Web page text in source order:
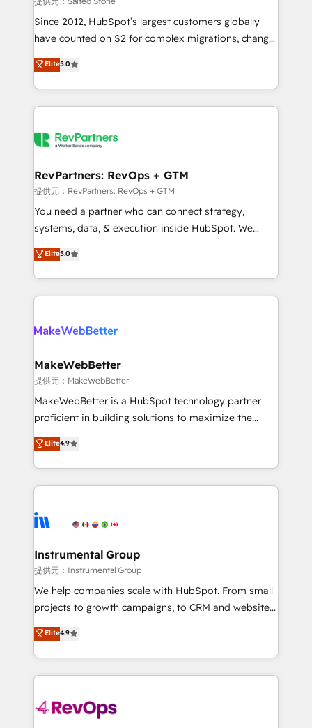
future.” Others agree it is proof of trust built through
measurable impact.
Since 2012, HubSpot’s largest customers globally
have counted on S2 for complex migrations, change
management, systems integration, and creative
solutions that deliver measurable impact and
transform brand experiences As one of the few full-
service creative agencies in the HubSpot
winning design to build scalable, globally
marketing campaigns, & RevOps frameworks that
fuel long-term success We connect the entire
customer lifecycle through seamless integrations,
ensure long-term adoption with change-
and service to drive sustainable growth With 6 key
HubSpot accreditations and experience across
Elite5.0
RevPartners: RevOps + GTM
提供元：RevPartners: RevOps + GTM
You need a partner who can connect strategy,
systems, data, & execution inside HubSpot. We
bridge the gap where most agencies fall short by
combining GTM strategy with technical execution to
solve the right problem with the right solution. As the
only firm in the world to hold Elite Partner
clients gain a unique advantage in CRM architecture,
market execution. Why B2B Businesses Choose RP: -
Secure: Soc2 compliant 🛡️ - Pricing: Implementations
starting at $1,5k 💵 - Speed: Launch in 14 days ⚡ -
Global: 75+ RPers across five continents 🌐 - Scale:
HubSpot Partner 🪴 - Sales Hub: More
implementations than any other Partner 💻 -
agency for an Ops problem. Don't hire a technical
agency for a growth problem. Hire a partner built to
Elite5.0
MakeWebBetter
提供元：MakeWebBetter
MakeWebBetter is a HubSpot technology partner
proficient in building solutions to maximize the
operational efficiency of HubSpot. The fastest-
growing tech-enabler & facilitator, MakeWebBetter,
hands you the blend of HubSpot expertise &
eminent solutions & integrations. Trust us to
Elite Partners with 10+ years of HubSpot experience
Premier Partner 2023 🌟5 HubSpot Accreditations 🌟
Won HubSpot Theme Challenge 2021 🌟INBOUND’19
HubSpot Rising Star Why us? Harnessing the full
potential of the powerful HubSpot CRM. ✔️A team of
HubSpot experience ✔️Flexible pricing models —
Hourly-fee (assigned one Dedicated HubSpot
requirement). ✔️Helped over 25,000+ customers so
far with our HubSpot solutions. ✔️Bespoke apps &
Elite4.9
Instrumental Group
提供元：Instrumental Group
We help companies scale with HubSpot. From small
projects to growth campaigns, to CRM and websites.
Hire an agency that's experienced in every inch of
HubSpot and willing to work hand-in-hand with your
team to simplify the complex and build a better
experience for your team and customers.
Elite4.9